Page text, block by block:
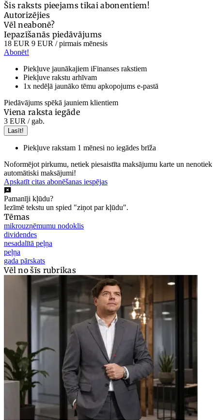
Šis raksts pieejams tikai abonentiem!
Autorizējies
Vēl neabonē?
Iepazīšanās piedāvājums
18 EUR 9 EUR / pirmais mēnesis
Abonēt!
Piekļuve jaunākajiem iFinanses rakstiem
Piekļuve rakstu arhīvam
1x nedēļā jaunāko tēmu apkopojums e-pastā
Piedāvājums spēkā jauniem klientiem
Viena raksta iegāde
3 EUR / gab.
Lasīt!
Piekļuve rakstam 1 mēnesi no iegādes brīža
Noformējot pirkumu, netiek piesaistīta maksājumu karte un nenotiek
automātiski maksājumi!
Apskatīt citas abonēšanas iespējas
Pamanīji kļūdu?
Iezīmē tekstu un spied "ziņot par kļūdu".
Tēmas
mikrouzņēmumu nodoklis
dividendes
nesadalītā peļņa
peļņa
gada pārskats
Vēl no šīs rubrikas